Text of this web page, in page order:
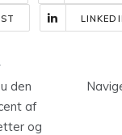
den
af
og